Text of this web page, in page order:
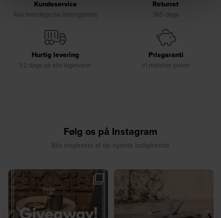
Kundeservice
Alle hverdage (se åbningstider)
Returret
365 dage
Hurtig levering
1-2 dage på alle lagervarer
Prisgaranti
Vi matcher prisen
Følg os på Instagram
Bliv inspireret af de nyeste boligtrends
🎉 GIVEAWAY 🎉⁠
Vind det stilfulde Sasha...
207 217
☀️ Sommerens favorit til terrassen ☀️⁠
8 0